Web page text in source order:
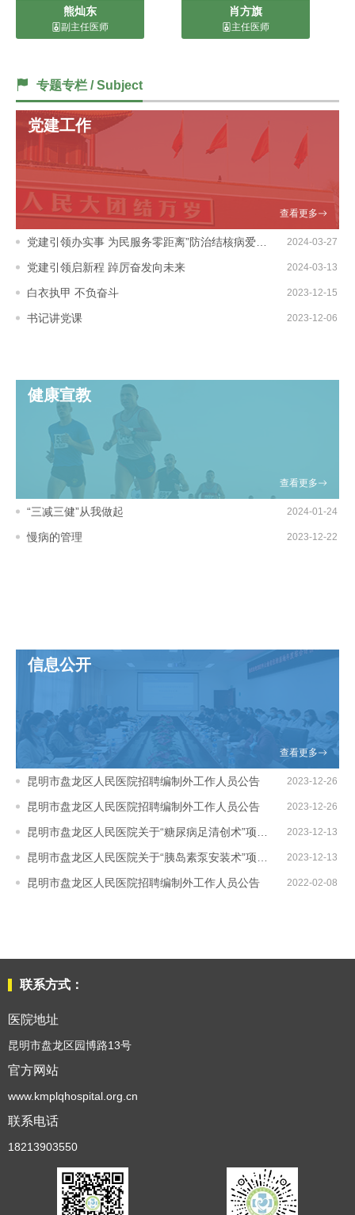
熊灿东
副主任医师
肖方旗
主任医师
专题专栏 / Subject
党建工作
查看更多
党建引领办实事 为民服务零距离”防治结核病爱心义诊活动 2024-03-27
19:10:15
党建引领启新程 踔厉奋发向未来 2024-03-13
11:09:59
白衣执甲 不负奋斗 2023-12-15
12:53:22
书记讲党课 2023-12-06
健康宣教
查看更多
“三减三健”从我做起 2024-01-24
21:03:10
慢病的管理 2023-12-22
信息公开
查看更多
昆明市盘龙区人民医院招聘编制外工作人员公告 2023-12-26
18:35:43
昆明市盘龙区人民医院招聘编制外工作人员公告 2023-12-26
18:35:43
昆明市盘龙区人民医院关于“糖尿病足清创术”项目自主定价的公示 2023-12-13
09:26:38
昆明市盘龙区人民医院关于“胰岛素泵安装术”项目自主定价的公示 2023-12-13
09:26:38
昆明市盘龙区人民医院招聘编制外工作人员公告 2022-02-08
联系方式：
医院地址
昆明市盘龙区园博路13号
官方网站
www.kmplqhospital.org.cn
联系电话
18213903550